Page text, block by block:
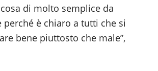
di molto semplice da
perché è chiaro a tutti che si
bene piuttosto che male”,